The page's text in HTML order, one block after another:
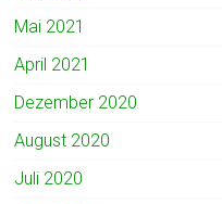
Mai 2021
April 2021
Dezember 2020
August 2020
Juli 2020